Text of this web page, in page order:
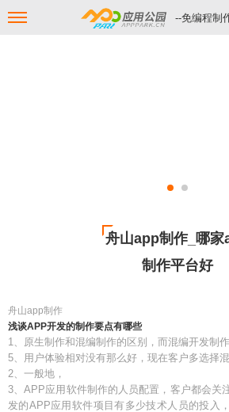
--免编程制
舟山app制作_哪家
制作平台好
舟山app制作
浅谈APP开发的制作要点有哪些
1、原生制作和混编制作的区别，而混编开发制
5、用户体验相对没有那么好，现在客户多选择
2、一般地，
3、APP应用软件制作的人员配置，客户都会关
发的APP应用软件项目有多少技术人员的投入